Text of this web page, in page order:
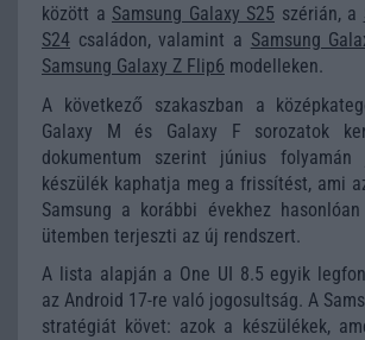
között a Samsung Galaxy S25 szérián, a
S24 családon, valamint a Samsung
Samsung Galaxy Z Flip6 modelleken.
A következő szakaszban a
Galaxy M és Galaxy F sorozatok
dokumentum szerint június folyamán
készülék kaphatja meg a frissítést, ami
Samsung a korábbi évekhez
ütemben terjeszti az új rendszert.
A lista alapján a One UI 8.5 egyik
az Android 17-re való jogosultság. A
stratégiát követ: azok a készülékek,